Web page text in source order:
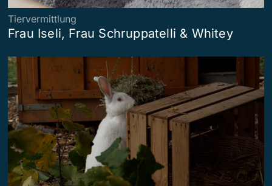
Tiervermittlung
Frau Iseli, Frau Schruppatelli & Whitey